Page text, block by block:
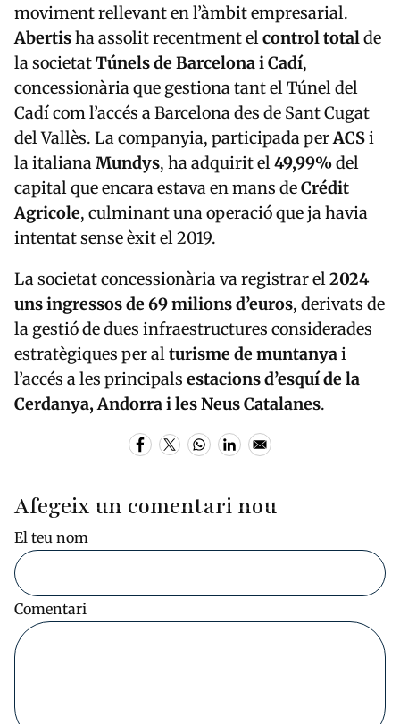
moviment rellevant en l’àmbit empresarial.
Abertisha assolit recentment elcontrol totalde
la societatTúnels de Barcelona i Cadí,
concessionària que gestiona tant el Túnel del
Cadí com l’accés a Barcelona des de Sant Cugat
del Vallès. La companyia, participada perACSi
la italianaMundys, ha adquirit el49,99%del
capital que encara estava en mans deCrédit
Agricole, culminant una operació que ja havia
intentat sense èxit el 2019.
La societat concessionària va registrar el2024
uns ingressos de 69 milions d’euros, derivats de
la gestió de dues infraestructures considerades
estratègiques per alturisme de muntanyai
l’accés a les principals estacions d’esquí de la
Cerdanya, Andorra i les Neus Catalanes.
Afegeix un comentari nou
El teu nom
Comentari